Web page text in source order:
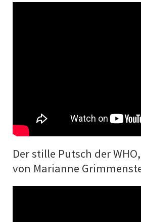
Der stille Putsch der
von Marianne